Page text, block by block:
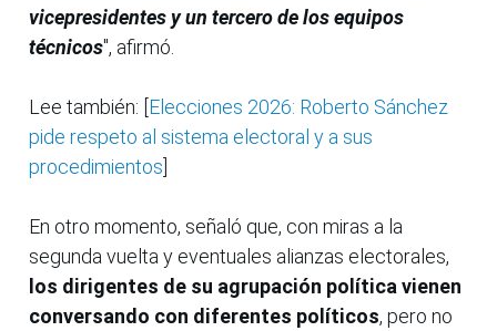
vicepresidentes y un tercero de los equipos
técnicos", afirmó.
Lee también: [ Elecciones 2026: Roberto Sánchez
pide respeto al sistema electoral y a sus
procedimientos
En otro momento, señaló que, con miras a la
segunda vuelta y eventuales alianzas electorales,
los dirigentes de su agrupación política vienen
conversando con diferentes políticos, pero no